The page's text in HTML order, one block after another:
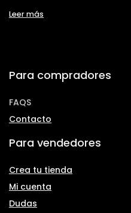
Leer más
Para compradores
FAQS
Contacto
Para vendedores
Crea tu tienda
Mi cuenta
Dudas